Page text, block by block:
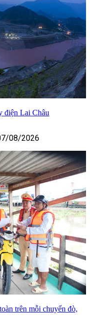
điện Lai Châu
08/2026
trên mỗi chuyến đò,